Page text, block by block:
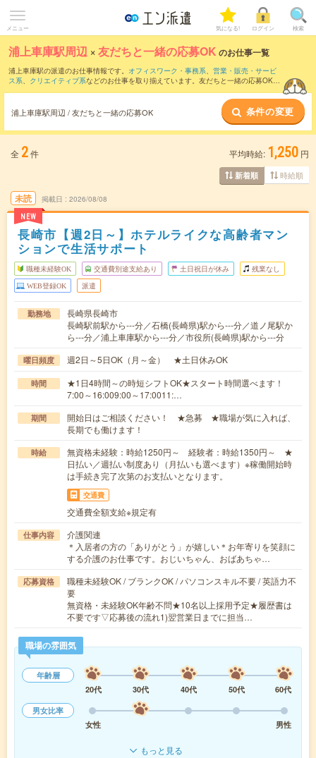
メニュー 気になる! ログイン 検索
浦上車庫駅周辺 ×友だちと一緒の応募OK のお仕事一覧
浦上車庫駅の派遣のお仕事情報です。 オフィスワーク・事務系、 営業・販売・サービ
ス系、 クリエイティブ系などのお仕事を取り揃えています。友だちと一緒の応募OKの
浦上車庫駅周辺 / 友だちと一緒の応募OK 条件の変更
全 2件 平均時給: 1,250 円
新着順 時給順
未読
NEW
掲載日 2026/08/08
長崎市【週2日～】ホテルライクな高齢者マン
ションで生活サポート
職種未経験OK 交通費別途支給あり 土日祝日が休み 残業なし
WEB登録OK 派遣
勤務地
長崎県長崎市
長崎駅前駅から---分／石橋(長崎県)駅から---分／道ノ尾駅か
ら---分／浦上車庫駅から---分／市役所(長崎県)駅から---分
曜日頻度 週2日～5日OK（月～金） ★土日休みOK
時間
★1日4時間～の時短シフトOK★スタート時間選べます！
7:00～16:009:00～17:0011:…
期間
開始日はご相談ください！ ★急募 ★職場が気に入れば、
長期でも働けます！
時給
無資格未経験：時給1250円～ 経験者：時給1350円～ ★
日払い／週払い制度あり（月払いも選べます）※稼働開始時
は手続き完了次第のお支払いとなります。
交通費
交通費全額支給※規定有
仕事内容
介護関連
＊入居者の方の「ありがとう」が嬉しい＊お年寄りを笑顔に
する介護のお仕事です。おじいちゃん、おばあちゃ…
応募資格
職種未経験OK / ブランクOK / パソコンスキル不要 / 英語力不
要
無資格・未経験OK年齢不問★10名以上採用予定★履歴書は
不要です▽応募後の流れ1)翌営業日までに担当…
職場の雰囲気
年齢層
20代
30代 40代 50代
60代
男女比率
女性
男性
もっと見る